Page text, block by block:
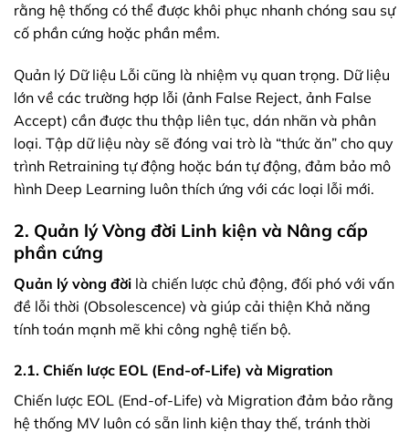
rằng hệ thống có thể được khôi phục nhanh chóng sau sự
cố phần cứng hoặc phần mềm.
Quản lý Dữ liệu Lỗi cũng là nhiệm vụ quan trọng. Dữ liệu
lớn về các trường hợp lỗi (ảnh False Reject, ảnh False
Accept) cần được thu thập liên tục, dán nhãn và phân
loại. Tập dữ liệu này sẽ đóng vai trò là “thức ăn” cho quy
trình Retraining tự động hoặc bán tự động, đảm bảo mô
hình Deep Learning luôn thích ứng với các loại lỗi mới.
2. Quản lý Vòng đời Linh kiện và Nâng cấp
phần cứng
Quản lý vòng đời là chiến lược chủ động, đối phó với vấn
đề lỗi thời (Obsolescence) và giúp cải thiện Khả năng
tính toán mạnh mẽ khi công nghệ tiến bộ.
2.1. Chiến lược EOL (End-of-Life) và Migration
Chiến lược EOL (End-of-Life) và Migration đảm bảo rằng
hệ thống MV luôn có sẵn linh kiện thay thế, tránh thời